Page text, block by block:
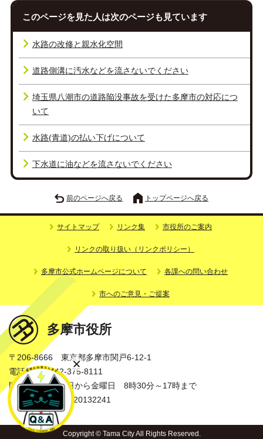
このページを見た人は次のページも見ています
水路の改修と親水化空間
道路側溝に汚水などを流さないでください
埼玉県八潮市の道路陥没事故を受けた多摩市の対応につ
いて
水路(青道)の払い下げについて
下水道に油などを流さないでください
前のページへ戻る トップページへ戻る
サイトマップ リンク集 市役所のご案内
リンクの取り扱い（リンクポリシー）
多摩市公式ホームページについて 各課への問い合わせ
市へのご意見・ご提案
多摩市役所
〒206-8666 東京都多摩市関戸6-12-1
電話番号：042-375-8111
開庁時間：月曜日から金曜日 8時30分～17時まで
法人番号：3000020132241
Copyright © Tama City All Rights Reserved.